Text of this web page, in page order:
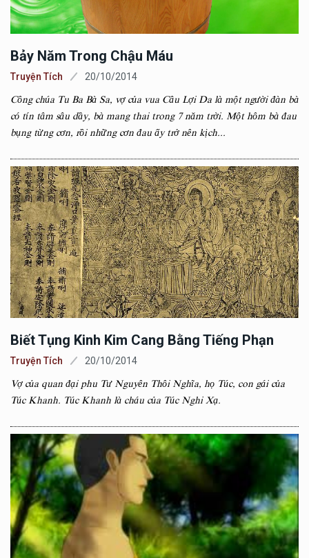
Bảy Năm Trong Chậu Máu
Truyện Tích 20/10/2014
Công chúa Tu Ba Bà Sa, vợ của vua Câu Lợi Da là một người đàn bà
có tín tâm sâu dầy, bà mang thai trong 7 năm trời. Một hôm bà đau
bụng từng cơn, rồi những cơn đau ấy trở nên kịch...
Biết Tụng Kinh Kim Cang Bằng Tiếng Phạn
Truyện Tích 20/10/2014
Vợ của quan đại phu Tư Nguyên Thôi Nghĩa, họ Túc, con gái của
Túc Khanh. Túc Khanh là cháu của Túc Nghi Xạ.